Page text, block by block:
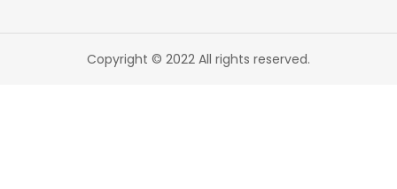
Copyright © 2022 All rights reserved.